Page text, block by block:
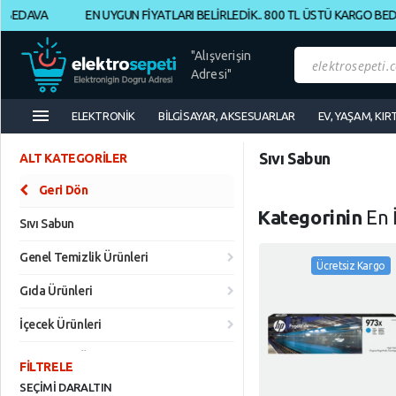
EN UYGUN FİYATLARI BELİRLEDİK.. 800 TL ÜSTÜ KARGO BEDAVA
"Alışverişin
Adresi"
Müşteri
Panelim
Yeni
Gelenler
Kategoriye
Göre
Yap
BİLGİSAYAR,
Dön
Dön
menu ELEKTRONİK BİLGİSAYAR, AKSESUARLAR EV, YAŞAM,
ALT KATEGORİLER
ELEKTRONİK
BİLGİSAYAR, AKSESUARLAR
EV, YAŞAM, KIRTASİYE, OFİS
KOZMETİK, KİŞİSEL, BAKIM
KURUMSAL, AĞ, ÜRÜNLERİ
OYUN, MÜZİK, FİLM, HOBİ
SPOR ,OUTDOOR
Geri Dön
Banyo Ürünleri
Genel Temizlik Ürünleri
Gıda Ürünleri
İçecek Ürünleri
Kahvaltılık Ürünler
Geri Dön
Sıvı Sabun
FİLTRELE
SEÇİMİ DARALTIN
Sıvı Sabun
Kategorinin En
Ücretsiz Kargo Ücretsiz Kargo